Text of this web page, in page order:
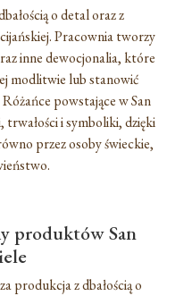
o detal oraz z
Pracownia tworzy
inne dewocjonalia, które
modlitwie lub stanowić
powstające w San
i symboliki, dzięki
przez osoby świeckie,
produktów San
produkcja z dbałością o